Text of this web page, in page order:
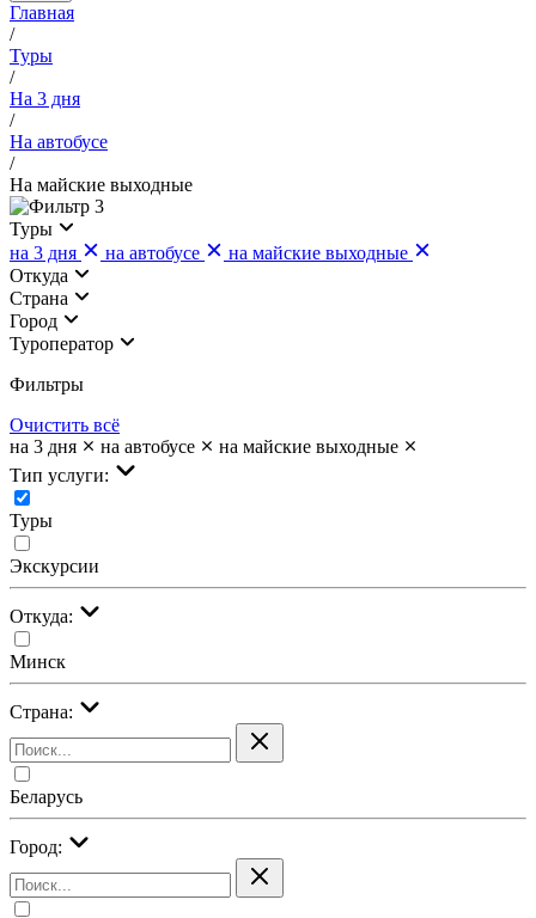
Главная
/
Туры
/
На 3 дня
/
На автобусе
/
На майские выходные
3
Туры
на 3 дня
на автобусе
на майские выходные
Откуда
Страна
Город
Туроператор
Фильтры
Очистить всё
на 3 дня
на автобусе
на майские выходные
Тип услуги:
Туры
Экскурсии
Откуда:
Минск
Страна:
Беларусь
Город: